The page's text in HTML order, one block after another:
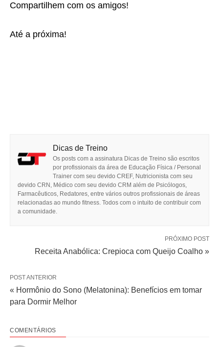
Compartilhem com os amigos!
Até a próxima!
Dicas de Treino
Os posts com a assinatura Dicas de Treino são escritos
por profissionais da área de Educação Física / Personal
Trainer com seu devido CREF, Nutricionista com seu
devido CRN, Médico com seu devido CRM além de Psicólogos,
Farmacêuticos, Redatores, entre vários outros profissionais de áreas
relacionadas ao mundo fitness. Todos com o intuito de contribuir com
a comunidade.
PRÓXIMO POST
Receita Anabólica: Crepioca com Queijo Coalho »
POST ANTERIOR
« Hormônio do Sono (Melatonina): Benefícios em tomar
para Dormir Melhor
COMENTÁRIOS